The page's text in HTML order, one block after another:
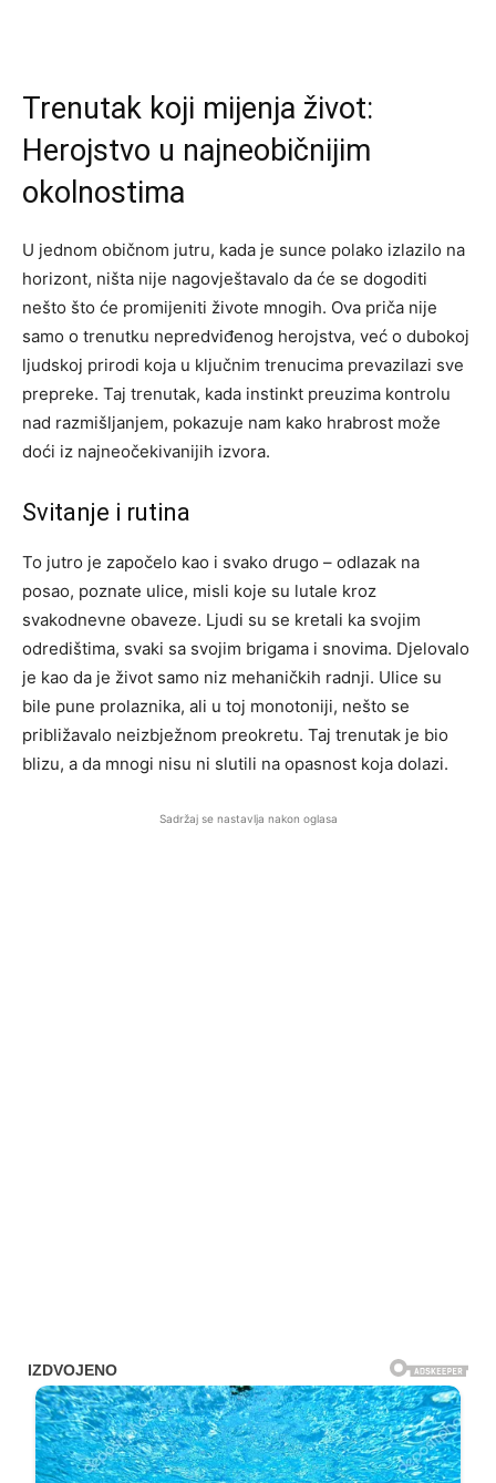
Trenutak koji mijenja život:
Herojstvo u najneobičnijim
okolnostima
U jednom običnom jutru, kada je sunce polako izlazilo na
horizont, ništa nije nagovještavalo da će se dogoditi
nešto što će promijeniti živote mnogih. Ova priča nije
samo o trenutku nepredviđenog herojstva, već o dubokoj
ljudskoj prirodi koja u ključnim trenucima prevazilazi sve
prepreke. Taj trenutak, kada instinkt preuzima kontrolu
nad razmišljanjem, pokazuje nam kako hrabrost može
doći iz najneočekivanijih izvora.
Svitanje i rutina
To jutro je započelo kao i svako drugo – odlazak na
posao, poznate ulice, misli koje su lutale kroz
svakodnevne obaveze. Ljudi su se kretali ka svojim
odredištima, svaki sa svojim brigama i snovima. Djelovalo
je kao da je život samo niz mehaničkih radnji. Ulice su
bile pune prolaznika, ali u toj monotoniji, nešto se
približavalo neizbježnom preokretu. Taj trenutak je bio
blizu, a da mnogi nisu ni slutili na opasnost koja dolazi.
Sadržaj se nastavlja nakon oglasa